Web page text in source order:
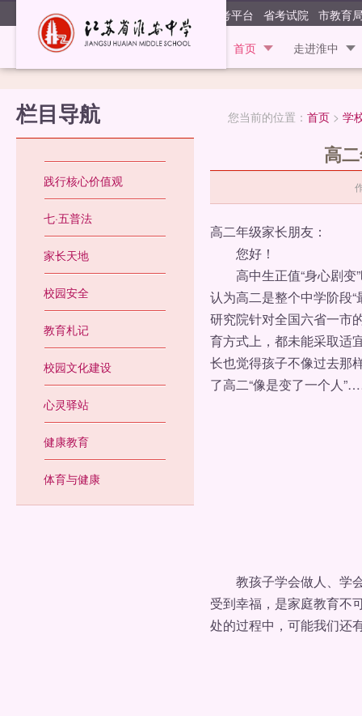
江苏省淮
首页 走进淮中
阳光高考平台 省考试院 市教育
栏目导航 您当前的位置： 首页> 学
践行核心价值观
七·五普法
家长天地
校园安全
教育札记
校园文化建设
心灵驿站
健康教育
体育与健康
高
高二年级家长朋友：
您好！
高中生正值“身心剧变”
认为高二是整个中学阶段
研究院针对全国六省一市
育方式上，都未能采取适
长也觉得孩子不像过去那
了高二“像是变了一个人
教孩子学会做人、学会
受到幸福，是家庭教育不
处的过程中，可能我们还